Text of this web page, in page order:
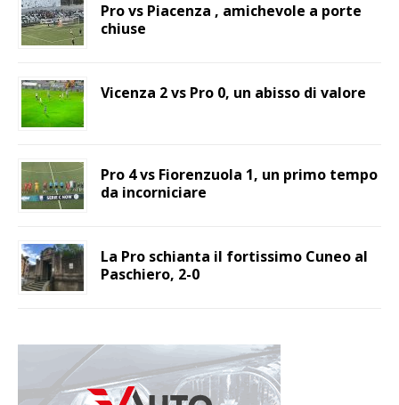
Pro vs Piacenza , amichevole a porte
chiuse
Vicenza 2 vs Pro 0, un abisso di valore
Pro 4 vs Fiorenzuola 1, un primo tempo
da incorniciare
La Pro schianta il fortissimo Cuneo al
Paschiero, 2-0